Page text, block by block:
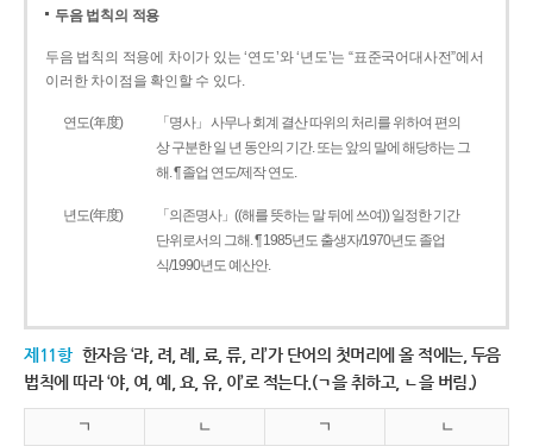
두음 법칙의 적용
두음 법칙의 적용에 차이가 있는 ‘연도’와 ‘년도’는 “표준국어대사전”에서
이러한 차이점을 확인할 수 있다.
연도(年度)
「명사」 사무나 회계 결산 따위의 처리를 위하여 편의
상 구분한 일 년 동안의 기간. 또는 앞의 말에 해당하는 그
해. ¶ 졸업 연도/제작 연도.
년도(年度)
「의존명사」((해를 뜻하는 말 뒤에 쓰여)) 일정한 기간
단위로서의 그해. ¶ 1985년도 출생자/1970년도 졸업
식/1990년도 예산안.
제11항 한자음 ‘랴, 려, 례, 료, 류, 리’가 단어의 첫머리에 올 적에는, 두음
법칙에 따라 ‘야, 여, 예, 요, 유, 이’로 적는다.(ㄱ을 취하고, ㄴ을 버림.)
ㄱ ㄴ ㄱ ㄴ